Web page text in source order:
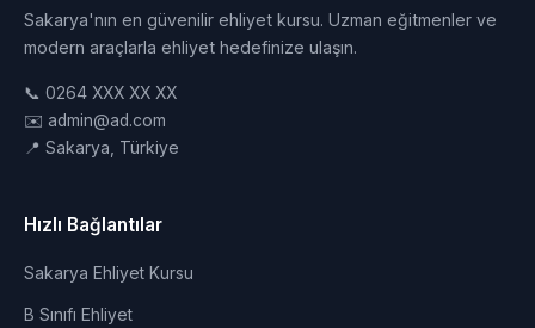
Sakarya'nın en güvenilir ehliyet kursu. Uzman eğitmenler ve
modern araçlarla ehliyet hedefinize ulaşın.
📞 0264 XXX XX XX
✉️ admin@ad.com
📍 Sakarya, Türkiye
Hızlı Bağlantılar
Sakarya Ehliyet Kursu
B Sınıfı Ehliyet